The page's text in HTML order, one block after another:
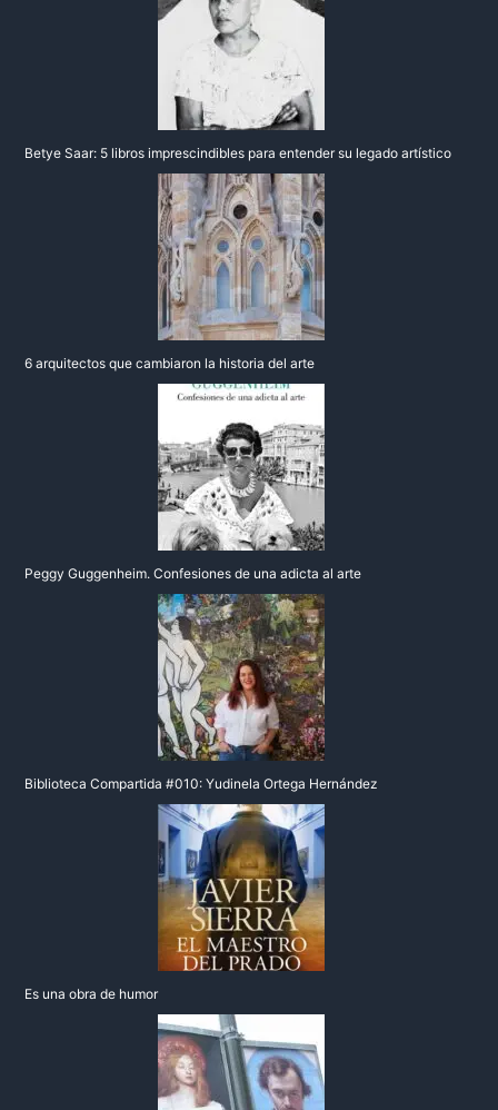
Betye Saar: 5 libros imprescindibles para entender su legado artístico
6 arquitectos que cambiaron la historia del arte
Peggy Guggenheim. Confesiones de una adicta al arte
Biblioteca Compartida #010: Yudinela Ortega Hernández
Es una obra de humor